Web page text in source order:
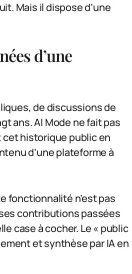
Mais il dispose d’une
d’une
de discussions de
ans. AI Mode ne fait pas
cet historique public en
d’une plateforme à
fonctionnalité n’est pas
contributions passées
case à cocher. Le « public
et synthèse par IA en